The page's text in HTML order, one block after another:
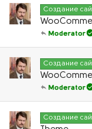
Создание
Moderator
Создание
Moderator
Создание